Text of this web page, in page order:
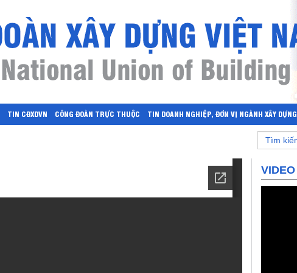
TIN CĐXDVN CÔNG ĐOÀN TRỰC THUỘC TIN DOANH NGHIỆP, ĐƠN VỊ NGÀNH XÂY DỰNG
VIDEO